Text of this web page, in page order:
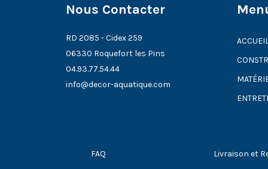
Nous Contacter
RD 2085 - Cidex 259
06330 Roquefort les Pins
04.93.77.54.44
info@decor-aquatique.com
FAQ Livraison et